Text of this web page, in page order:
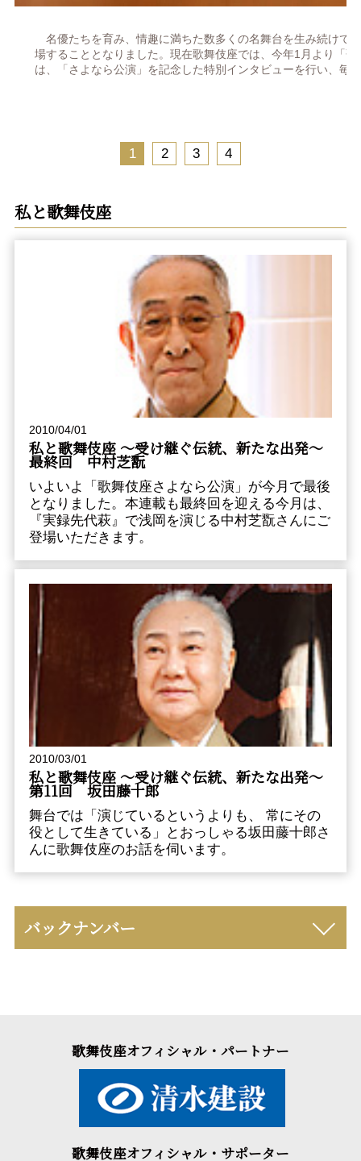
名優たちを育み、情趣に満ちた数多くの名舞台を生み続けて
場することとなりました。現在歌舞伎座では、今年1月より「
は、「さよなら公演」を記念した特別インタビューを行い、毎
1 2 3 4
私と歌舞伎座
2010/04/01
私と歌舞伎座 ～受け継ぐ伝統、新たな出発～
最終回 中村芝翫
いよいよ「歌舞伎座さよなら公演」が今月で最後
となりました。本連載も最終回を迎える今月は、
『実録先代萩』で浅岡を演じる中村芝翫さんにご
登場いただきます。
2010/03/01
私と歌舞伎座 ～受け継ぐ伝統、新たな出発～
第11回 坂田藤十郎
舞台では「演じているというよりも、 常にその
役として生きている」とおっしゃる坂田藤十郎さ
んに歌舞伎座のお話を伺います。
バックナンバー
歌舞伎座オフィシャル・パートナー
歌舞伎座オフィシャル・サポーター